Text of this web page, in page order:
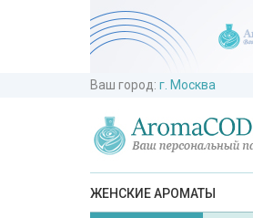
Ваш город: г. Москва
ЖЕНСКИЕ АРОМАТЫ